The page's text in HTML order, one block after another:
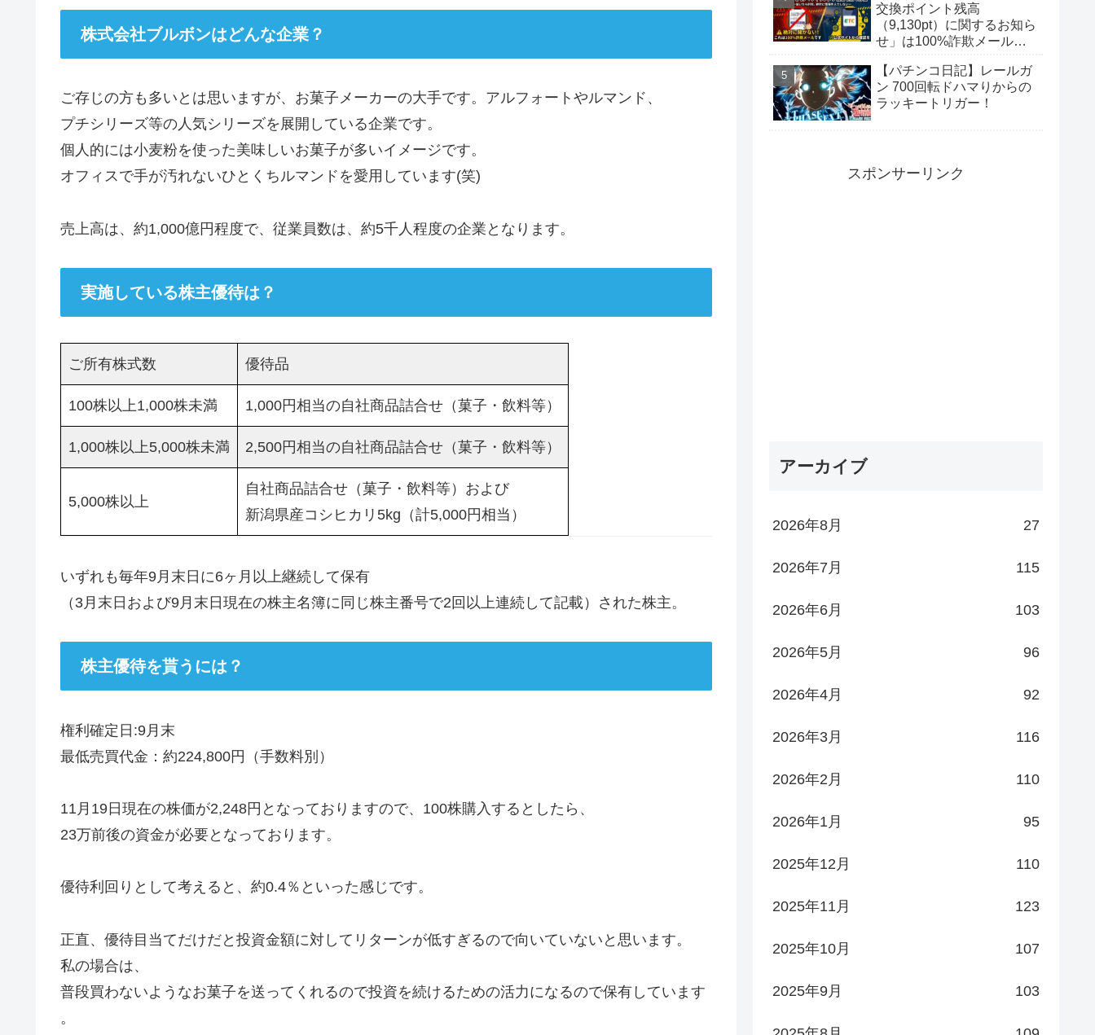
株式会社ブルボンはどんな企業？
ご存じの方も多いとは思いますが、お菓子メーカーの大手です。アルフォートやルマンド、
プチシリーズ等の人気シリーズを展開している企業です。
個人的には小麦粉を使った美味しいお菓子が多いイメージです。
オフィスで手が汚れないひとくちルマンドを愛用しています(笑)
売上高は、約1,000億円程度で、従業員数は、約5千人程度の企業となります。
実施している株主優待は？
ご所有株式数 優待品
100株以上1,000株未満 1,000円相当の自社商品詰合せ（菓子・飲料等）
1,000株以上5,000株未満 2,500円相当の自社商品詰合せ（菓子・飲料等）
5,000株以上
自社商品詰合せ（菓子・飲料等）および
新潟県産コシヒカリ5kg（計5,000円相当）
いずれも毎年9月末日に6ヶ月以上継続して保有
（3月末日および9月末日現在の株主名簿に同じ株主番号で2回以上連続して記載）された株主。
株主優待を貰うには？
権利確定日:9月末
最低売買代金：約224,800円（手数料別）
11月19日現在の株価が2,248円となっておりますので、100株購入するとしたら、
23万前後の資金が必要となっております。
優待利回りとして考えると、約0.4％といった感じです。
正直、優待目当てだけだと投資金額に対してリターンが低すぎるので向いていないと思います。
私の場合は、
普段買わないようなお菓子を送ってくれるので投資を続けるための活力になるので保有しています
。
交換ポイント残高
（9,130pt）に関するお知ら
せ」は100%詐欺メール！
【パチンコ日記】レールガ
ン 700回転ドハマりからの
ラッキートリガー！
スポンサーリンク
アーカイブ
2026年8月 27
2026年7月 115
2026年6月 103
2026年5月 96
2026年4月 92
2026年3月 116
2026年2月 110
2026年1月 95
2025年12月 110
2025年11月 123
2025年10月 107
2025年9月 103